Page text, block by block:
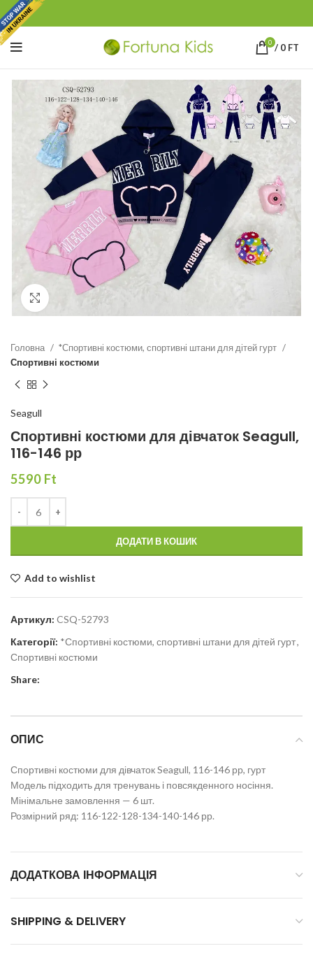
0 / 0 FT
Click to enlarge
Головна
*Спортивні костюми, спортивні штани для дітей гурт
Спортивні костюми
Seagull
Спортивні костюми для дівчаток Seagull,
116-146 рр
5590 Ft
ДОДАТИ В КОШИК
Add to wishlist
Артикул: CSQ-52793
Категорії: *Спортивні костюми, спортивні штани для дітей гурт,
Спортивні костюми
Share:
ОПИС
Спортивні костюми для дівчаток Seagull, 116-146 рр, гурт
Модель підходить для тренувань і повсякденного носіння.
Мінімальне замовлення — 6 шт.
Розмірний ряд: 116-122-128-134-140-146 рр.
ДОДАТКОВА ІНФОРМАЦІЯ
SHIPPING & DELIVERY